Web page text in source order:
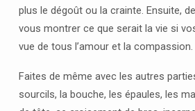
plus le dégoût ou la crainte. Ensuite,
vous montrer ce que serait la vie si
vue de tous l’amour et la compassion.
Faites de même avec les autres
sourcils, la bouche, les épaules, les